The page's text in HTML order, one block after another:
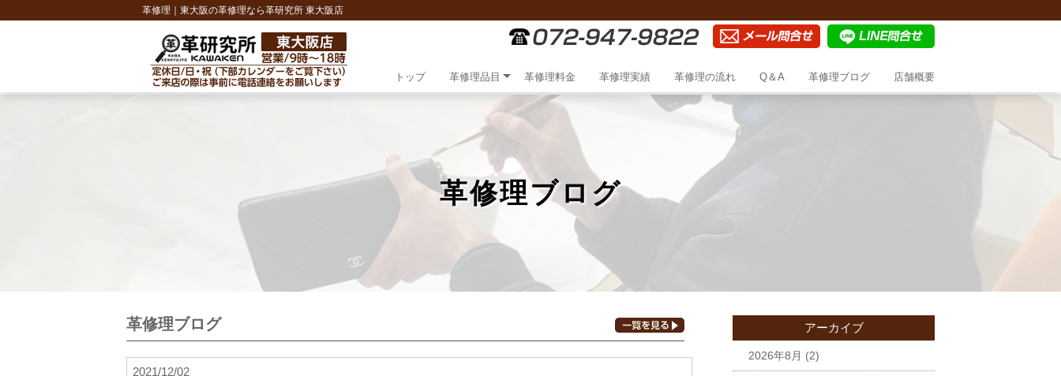
革修理｜東大阪の革修理なら革研究所 東大阪店
トップ 革修理品目 革修理料金 革修理実績 革修理の流れ Q＆A 革修理ブログ 店舗概要
革修理ブログ
革修理ブログ
2021/12/02
アーカイブ
2026年8月 (2)